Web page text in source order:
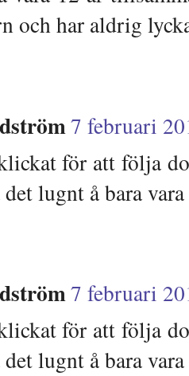
och har aldrig
7 februari
för att följa
lugnt å bara
7 februari
för att följa
lugnt å bara